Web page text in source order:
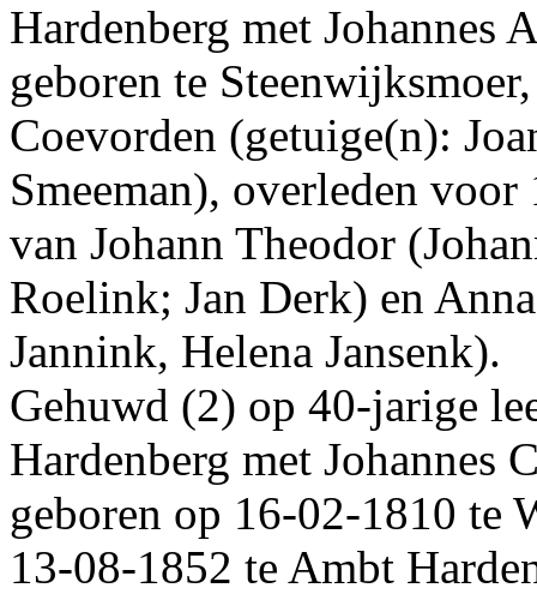
Hardenberg met Johannes
geboren te Steenwijksmoer
Coevorden (getuige(n):
Smeeman), overleden voor
van Johann Theodor
Roelink; Jan Derk) en
Jannink, Helena Jansenk).
Gehuwd (2) op 40-jarige
Hardenberg met Johannes
geboren op 16‑02‑1810 te
13‑08‑1852 te Ambt